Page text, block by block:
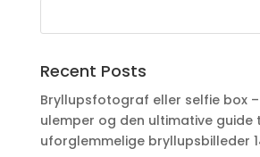
Recent Posts
Bryllupsfotograf eller selfie box
ulemper og den ultimative guide
uforglemmelige bryllupsbilleder